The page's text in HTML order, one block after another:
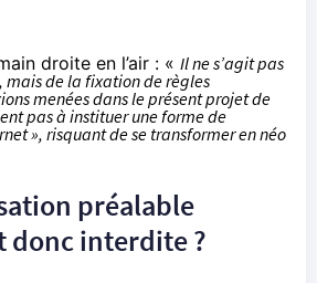
droite en l’air : « Il ne s’agit pas
mais de la fixation de règles
menées dans le présent projet de
pas à instituer une forme de
», risquant de se transformer en néo
préalable
donc interdite ?